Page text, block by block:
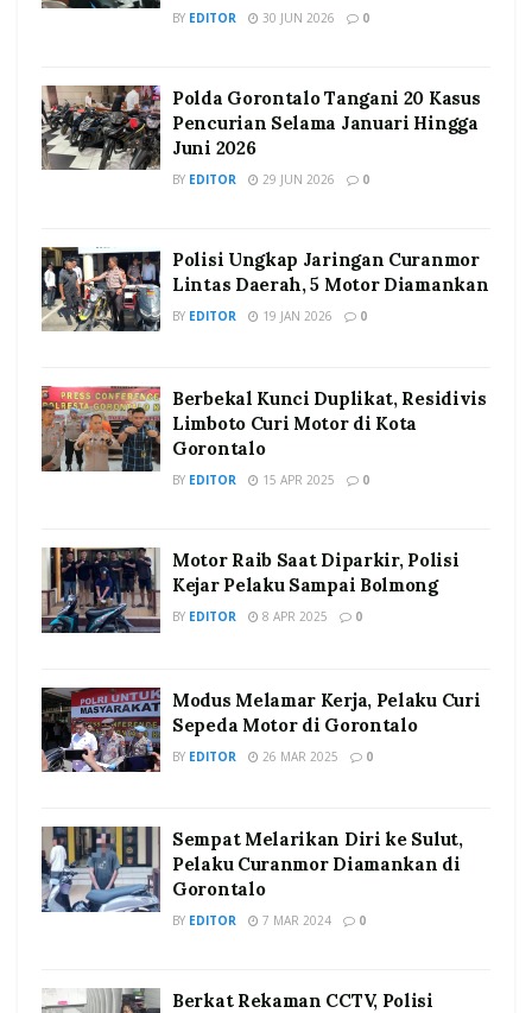
BY EDITOR 30 JUN 2026 0
Polda Gorontalo Tangani 20 Kasus
Pencurian Selama Januari Hingga
Juni 2026
BY EDITOR 29 JUN 2026 0
Polisi Ungkap Jaringan Curanmor
Lintas Daerah, 5 Motor Diamankan
BY EDITOR 19 JAN 2026 0
Berbekal Kunci Duplikat, Residivis
Limboto Curi Motor di Kota
Gorontalo
BY EDITOR 15 APR 2025 0
Motor Raib Saat Diparkir, Polisi
Kejar Pelaku Sampai Bolmong
BY EDITOR 8 APR 2025 0
Modus Melamar Kerja, Pelaku Curi
Sepeda Motor di Gorontalo
BY EDITOR 26 MAR 2025 0
Sempat Melarikan Diri ke Sulut,
Pelaku Curanmor Diamankan di
Gorontalo
BY EDITOR 7 MAR 2024 0
Berkat Rekaman CCTV, Polisi